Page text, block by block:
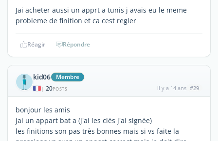
Jai acheter aussi un apprt a tunis j avais eu le meme
probleme de finition et ca cest regler
Réagir Répondre
kid06 Membre
| 20POSTS il y a 14 ans #29
bonjour les amis
jai un appart bat a (j'ai les clés j'ai signée)
les finitions son pas très bonnes mais si vs faite la